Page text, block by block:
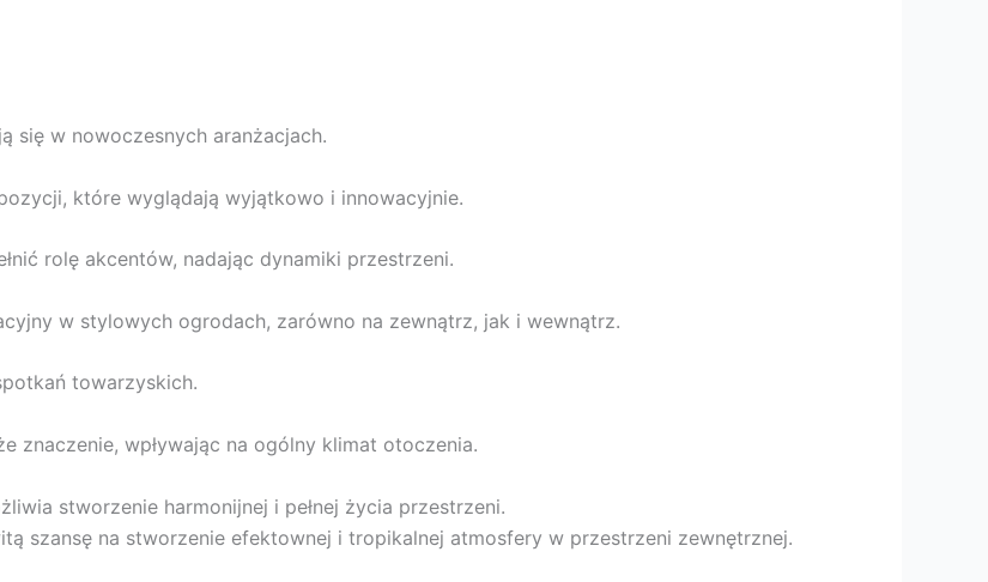
się w nowoczesnych aranżacjach.
które wyglądają wyjątkowo i innowacyjnie.
rolę akcentów, nadając dynamiki przestrzeni.
w stylowych ogrodach, zarówno na zewnątrz, jak i wewnątrz.
towarzyskich.
znaczenie, wpływając na ogólny klimat otoczenia.
stworzenie harmonijnej i pełnej życia przestrzeni.
szansę na stworzenie efektownej i tropikalnej atmosfery w przestrzeni zewnętrznej.